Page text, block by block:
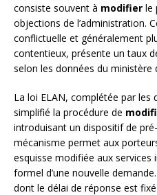
consiste souvent à modifier le
objections de l’administration.
conflictuelle et généralement
contentieux, présente un taux
selon les données du ministère
La loi ELAN, complétée par les
simplifié la procédure de
introduisant un dispositif de
mécanisme permet aux
esquisse modifiée aux
formel d’une nouvelle
dont le délai de réponse est